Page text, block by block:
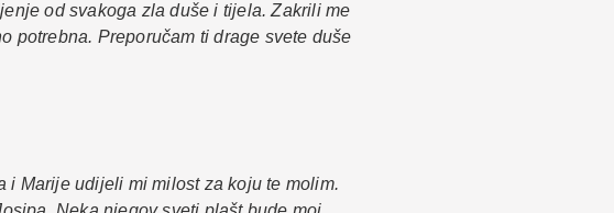
od svakoga zla duše i tijela. Zakrili me
potrebna. Preporučam ti drage svete duše
i Marije udijeli mi milost za koju te molim.